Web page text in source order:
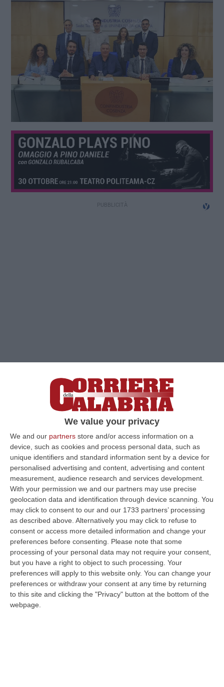
We value your privacy
We and our partners store and/or access information on a
device, such as cookies and process personal data, such as
unique identifiers and standard information sent by a device for
personalised advertising and content, advertising and content
measurement, audience research and services development.
With your permission we and our partners may use precise
geolocation data and identification through device scanning. You
may click to consent to our and our 1733 partners’ processing
as described above. Alternatively you may click to refuse to
consent or access more detailed information and change your
preferences before consenting.
Please note that some
processing of your personal data may not require your consent,
but you have a right to object to such processing. Your
preferences will apply to this website only. You can change your
preferences or withdraw your consent at any time by returning
to this site and clicking the "Privacy" button at the bottom of the
webpage.
Clicca e segui “Corriere della Calabria” su Google News
COSENZAÈ Luigi Domma il neo presidente
del Gruppo Giovani Imprenditori di Ance
Cosenza. È stato eletto nel corso
dell’assemblea che ha provveduto ad
eleggere anche i Consiglieri per il prossimo
quadriennio: Marco Curti, Giannino Filice, Ugo
Galiano, Mariangela Guarascio, Marzia
Iaquinta, Flavio Lucchetta, Roberto Mantello,
Marta Signoretti.
Laureato in Economia e Finanza Aziendale,
34 anni di Cosenza, socio e responsabile